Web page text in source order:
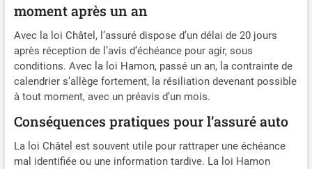
moment après un an
Avec la loi Châtel, l’assuré dispose d’un délai de 20 jours
après réception de l’avis d’échéance pour agir, sous
conditions. Avec la loi Hamon, passé un an, la contrainte de
calendrier s’allège fortement, la résiliation devenant possible
à tout moment, avec un préavis d’un mois.
Conséquences pratiques pour l’assuré auto
La loi Châtel est souvent utile pour rattraper une échéance
mal identifiée ou une information tardive. La loi Hamon